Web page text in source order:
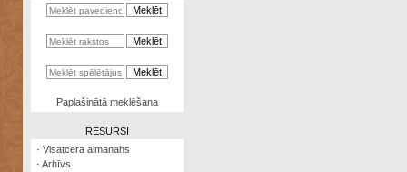
kalkulators
NomētātāsPaplašinātā meklēšana
RESURSI
· Visatcera almanahs
· Arhīvs